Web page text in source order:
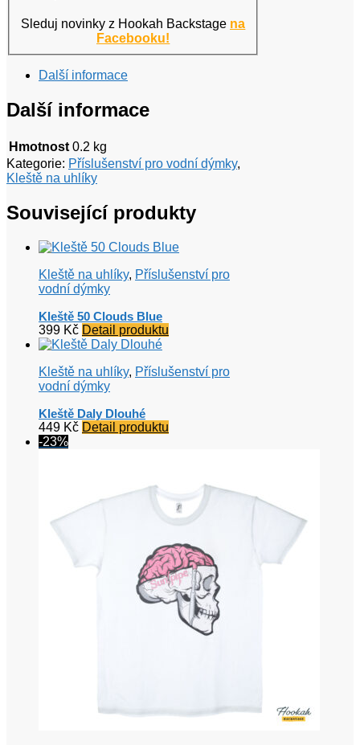
Sleduj novinky z Hookah Backstage na
Facebooku!
Další informace
Další informace
Hmotnost 0.2 kg
Kategorie: Příslušenství pro vodní dýmky,
Kleště na uhlíky
Související produkty
Kleště na uhlíky, Příslušenství pro
vodní dýmky
Kleště 50 Clouds Blue
399 Kč Detail produktu
Kleště na uhlíky, Příslušenství pro
vodní dýmky
Kleště Daly Dlouhé
449 Kč Detail produktu
-23%